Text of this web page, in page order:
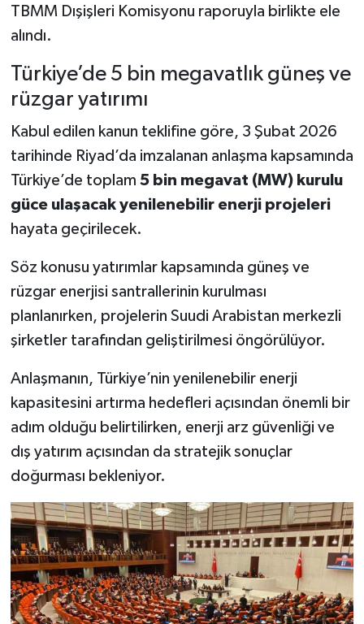
TBMM Dışişleri Komisyonu raporuyla birlikte ele
alındı.
Türkiye’de 5 bin megavatlık güneş ve
rüzgar yatırımı
Kabul edilen kanun teklifine göre, 3 Şubat 2026
tarihinde Riyad’da imzalanan anlaşma kapsamında
Türkiye’de toplam 5 bin megavat (MW) kurulu
güce ulaşacak yenilenebilir enerji projeleri
hayata geçirilecek.
Söz konusu yatırımlar kapsamında güneş ve
rüzgar enerjisi santrallerinin kurulması
planlanırken, projelerin Suudi Arabistan merkezli
şirketler tarafından geliştirilmesi öngörülüyor.
Anlaşmanın, Türkiye’nin yenilenebilir enerji
kapasitesini artırma hedefleri açısından önemli bir
adım olduğu belirtilirken, enerji arz güvenliği ve
dış yatırım açısından da stratejik sonuçlar
doğurması bekleniyor.